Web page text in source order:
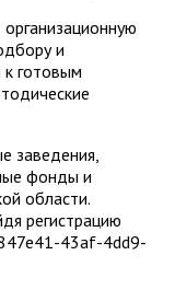
и
к готовым
заведения,
фонды и
области.
регистрацию
43af-4dd9-